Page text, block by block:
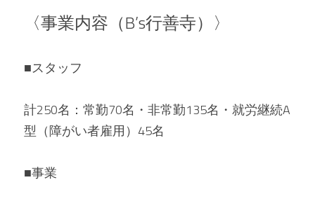
〈事業内容（B’s行善寺）〉
■スタッフ
計250名：常勤70名・非常勤135名・就労継続A
型（障がい者雇用）45名
■事業